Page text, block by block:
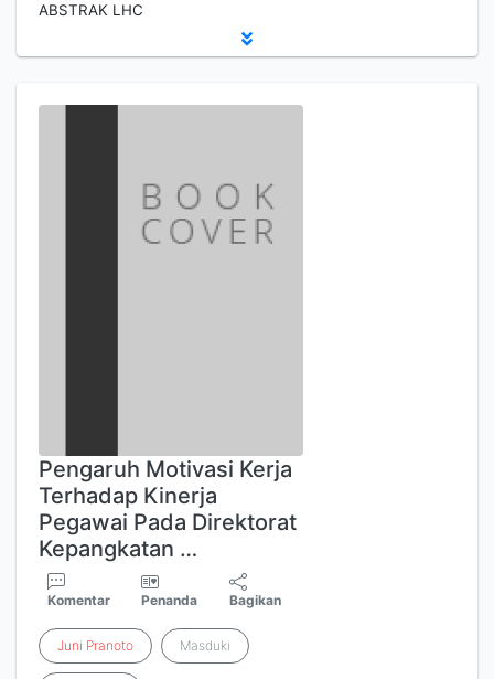
ABSTRAK LHC
Pengaruh Motivasi Kerja
Terhadap Kinerja
Pegawai Pada Direktorat
Kepangkatan …
Komentar Penanda Bagikan
Juni Pranoto Masduki